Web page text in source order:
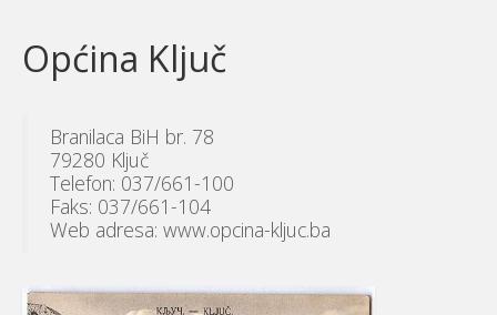
Općina Ključ
Branilaca BiH br. 78
79280 Ključ
Telefon: 037/661-100
Faks: 037/661-104
Web adresa: www.opcina-kljuc.ba